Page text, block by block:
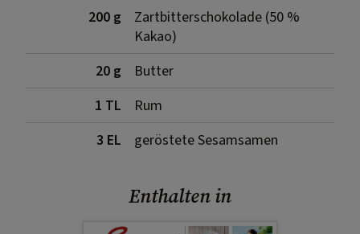
200 g
Zartbitterschokolade (50 %
Kakao)
20 g
Butter
1 TL
Rum
3 EL
geröstete Sesamsamen
Enthalten in